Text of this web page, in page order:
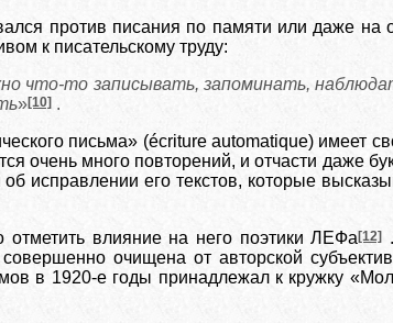
против писания по памяти или даже на
к писательскому труду:
что-то записывать, запоминать,
»[10] .
письма» (écriture automatique) имеет
очень много повторений, и отчасти даже
исправлении его текстов, которые
отметить влияние на него поэтики ЛЕФа[12]
очищена от авторской
в 1920-е годы принадлежал к кружку